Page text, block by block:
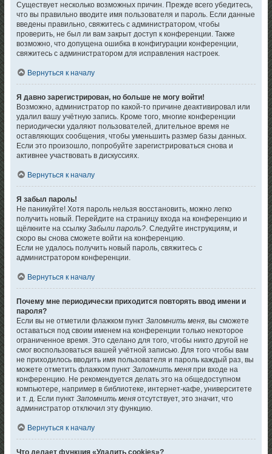
Существует несколько возможных причин. Прежде всего убедитесь,
что вы правильно вводите имя пользователя и пароль. Если данные
введены правильно, свяжитесь с администратором, чтобы
проверить, не был ли вам закрыт доступ к конференции. Также
возможно, что допущена ошибка в конфигурации конференции,
свяжитесь с администратором для исправления настроек.
Вернуться к началу
Я давно зарегистрирован, но больше не могу войти!
Возможно, администратор по какой-то причине деактивировал или
удалил вашу учётную запись. Кроме того, многие конференции
периодически удаляют пользователей, длительное время не
оставляющих сообщения, чтобы уменьшить размер базы данных.
Если это произошло, попробуйте зарегистрироваться снова и
активнее участвовать в дискуссиях.
Вернуться к началу
Я забыл пароль!
Не паникуйте! Хотя пароль нельзя восстановить, можно легко
получить новый. Перейдите на страницу входа на конференцию и
щёлкните на ссылкуЗабыли пароль?. Следуйте инструкциям, и
скоро вы снова сможете войти на конференцию.
Если не удалось получить новый пароль, свяжитесь с
администратором конференции.
Вернуться к началу
Почему мне периодически приходится повторять ввод имени и
пароля?
Если вы не отметили флажком пунктЗапомнить меня, вы сможете
оставаться под своим именем на конференции только некоторое
ограниченное время. Это сделано для того, чтобы никто другой не
смог воспользоваться вашей учётной записью. Для того чтобы вам
не приходилось вводить имя пользователя и пароль каждый раз, вы
можете отметить флажком пунктЗапомнить меня при входе на
конференцию. Не рекомендуется делать это на общедоступном
компьютере, например в библиотеке, интернет-кафе, университете
и т. д. Если пунктЗапомнить меня отсутствует, это значит, что
администратор отключил эту функцию.
Вернуться к началу
Что делает функция «Удалить cookies»?